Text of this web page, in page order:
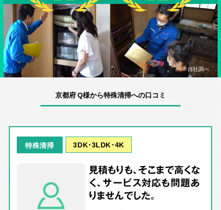
※自社調べ
京都府 Q様から特殊清掃への口コミ
特殊清掃 3DK･3LDK･4K
見積もりも、そこまで高くな
く、サービス対応も問題あ
りませんでした。